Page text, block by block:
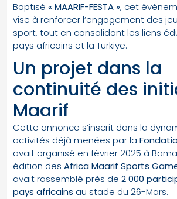
Baptisé « MAARIF-FESTA », cet
vise à renforcer l’engagement des
sport, tout en consolidant les liens
pays africains et la Türkiye.
Un projet dans la
continuité des
Maarif
Cette annonce s’inscrit dans la
activités déjà menées par la
avait organisé en février 2025 à
édition des Africa Maarif Sports
avait rassemblé près de 2 000
pays africains au stade du 26-Mars.